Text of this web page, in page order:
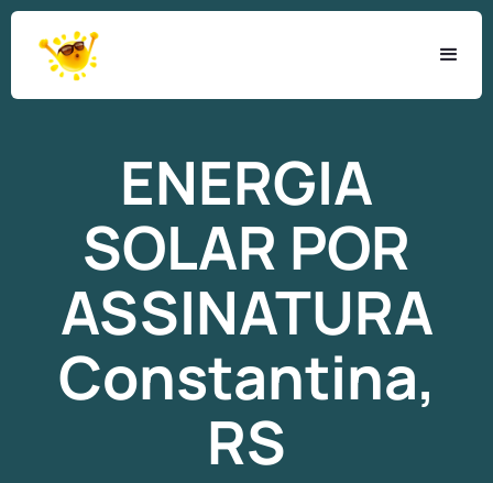
ENERGIA
SOLAR POR
ASSINATURA
Constantina,
RS